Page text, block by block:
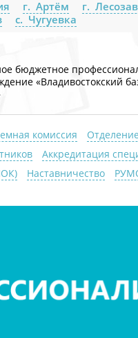
г. Артём г.
с. Чугуевка
бюджетное
«Владивостокский
комиссия
Аккредитация
Наставничество